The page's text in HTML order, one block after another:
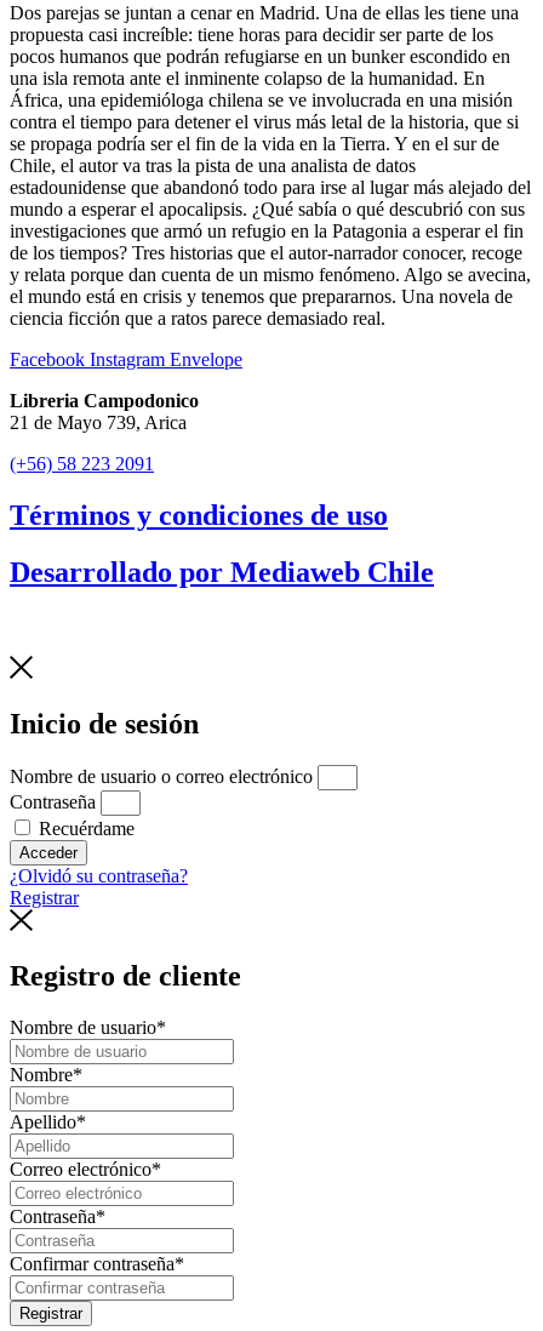
Dos parejas se juntan a cenar en Madrid. Una de ellas les tiene una
propuesta casi increíble: tiene horas para decidir ser parte de los
pocos humanos que podrán refugiarse en un bunker escondido en
una isla remota ante el inminente colapso de la humanidad. En
África, una epidemióloga chilena se ve involucrada en una misión
contra el tiempo para detener el virus más letal de la historia, que si
se propaga podría ser el fin de la vida en la Tierra. Y en el sur de
Chile, el autor va tras la pista de una analista de datos
estadounidense que abandonó todo para irse al lugar más alejado del
mundo a esperar el apocalipsis. ¿Qué sabía o qué descubrió con sus
investigaciones que armó un refugio en la Patagonia a esperar el fin
de los tiempos? Tres historias que el autor-narrador conocer, recoge
y relata porque dan cuenta de un mismo fenómeno. Algo se avecina,
el mundo está en crisis y tenemos que prepararnos. Una novela de
ciencia ficción que a ratos parece demasiado real.
Facebook Instagram Envelope
Libreria Campodonico
21 de Mayo 739, Arica
(+56) 58 223 2091
Términos y condiciones de uso
Desarrollado por Mediaweb Chile
Inicio de sesión
Nombre de usuario o correo electrónico
Contraseña
Recuérdame
Acceder
¿Olvidó su contraseña?
Registrar
Registro de cliente
Nombre de usuario*
Nombre*
Apellido*
Correo electrónico*
Contraseña*
Confirmar contraseña*
Registrar